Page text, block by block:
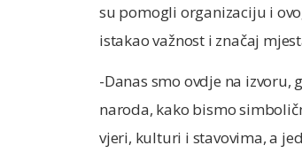
su pomogli organizaciju i
istakao važnost i značaj
-Danas smo ovdje na izvoru,
naroda, kako bismo
vjeri, kulturi i stavovima, a